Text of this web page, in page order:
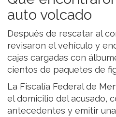
auto volcado
Después de rescatar al
revisaron el vehículo y
cajas cargadas con
cientos de paquetes de
La Fiscalía Federal de
el domicilio del acusado,
antecedentes y emitir